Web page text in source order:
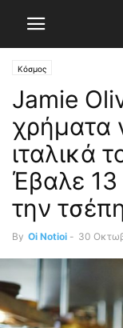
Κόσμος
Jamie
χρήματα
ιταλικά
Έβαλε 13
την
By Oi Notioi - 30